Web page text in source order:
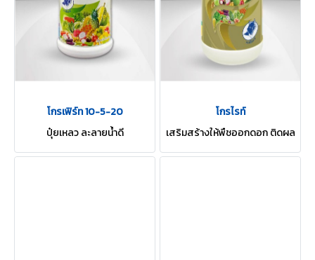
โกรเฟิร์ท 10-5-20
ปุ๋ยเหลว ละลายน้ำดี
โกรไรท์
เสริมสร้างให้พืชออกดอก ติดผล